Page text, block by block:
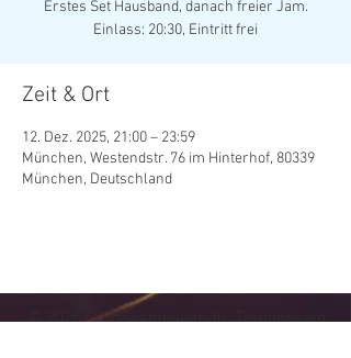
Erstes Set Hausband, danach freier Jam.
Einlass: 20:30, Eintritt frei
Zeit & Ort
12. Dez. 2025, 21:00 – 23:59
München, Westendstr. 76 im Hinterhof, 80339
München, Deutschland
© 2026 D'Schwanthalerhöh' Trägerverein